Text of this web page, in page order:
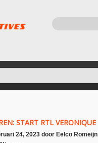
START RTL VERONIQUE
24, 2023 door Eelco Romeijn